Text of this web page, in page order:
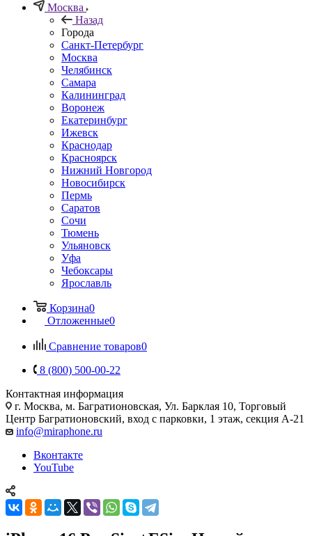
Москва
Назад
Города
Санкт-Петербург
Москва
Челябинск
Самара
Калининград
Воронеж
Екатеринбург
Ижевск
Краснодар
Красноярск
Нижний Новгород
Новосибирск
Пермь
Саратов
Сочи
Тюмень
Ульяновск
Уфа
Чебоксары
Ярославль
Корзина0
Отложенные0
Сравнение товаров0
8 (800) 500-00-22
Контактная информация
г. Москва, м. Багратионовская, Ул. Барклая 10, Торговый
Центр Багратионовский, вход с парковки, 1 этаж, секция А-21
info@miraphone.ru
Вконтакте
YouTube